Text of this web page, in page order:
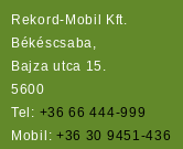
Rekord-Mobil Kft.
Békéscsaba,
Bajza utca 15.
5600
Tel: +36 66 444-999
Mobil: +36 30 9451-436